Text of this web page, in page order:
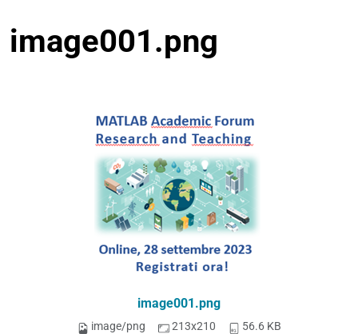
image001.png
image001.png
image/png 213x210 56.6 KB